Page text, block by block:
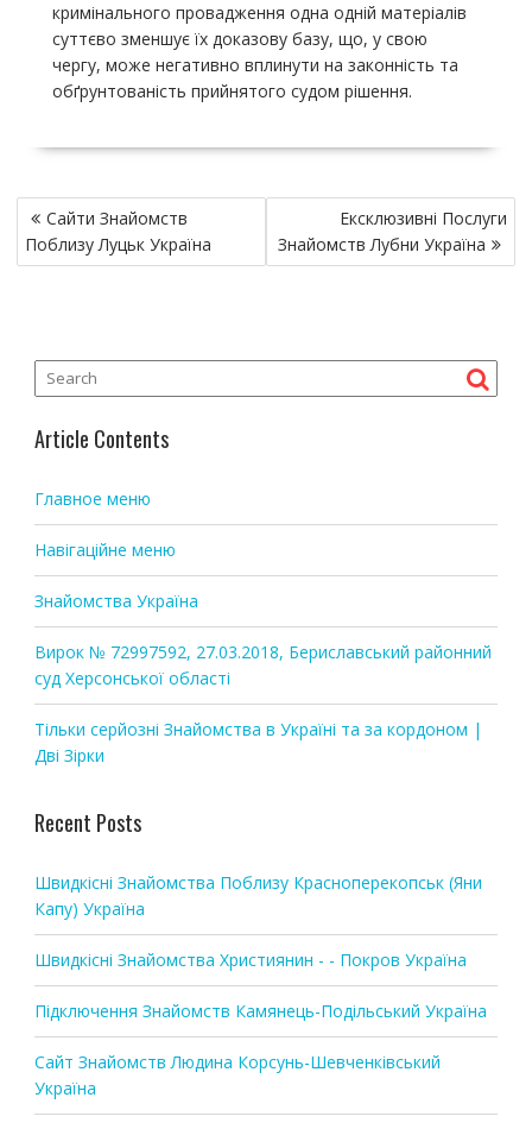
кримінального провадження одна одній матеріалів
суттєво зменшує їх доказову базу, що, у свою
чергу, може негативно вплинути на законність та
обґрунтованість прийнятого судом рішення.
P
o
s
Сайти Знайомств
Поблизу Луцьк Україна
Ексклюзивні Послуги
Знайомств Лубни Україна
Article Contents
Главное меню
Навігаційне меню
Знайомства Україна
Вирок № 72997592, 27.03.2018, Бериславський районний
суд Херсонської області
Тільки серйозні Знайомства в Україні та за кордоном |
Дві Зірки
Recent Posts
Швидкісні Знайомства Поблизу Красноперекопськ (Яни
Капу) Україна
Швидкісні Знайомства Християнин - - Покров Україна
Підключення Знайомств Камянець-Подільський Україна
Сайт Знайомств Людина Корсунь-Шевченківський
Україна